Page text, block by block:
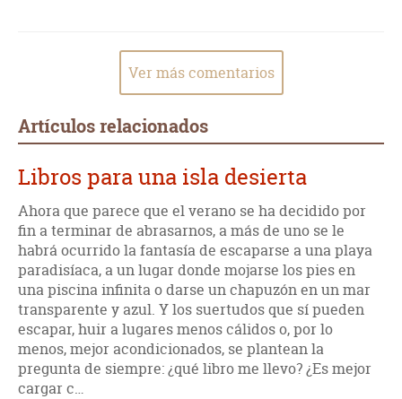
Ver más comentarios
Artículos relacionados
Libros para una isla desierta
Ahora que parece que el verano se ha decidido por
fin a terminar de abrasarnos, a más de uno se le
habrá ocurrido la fantasía de escaparse a una playa
paradisíaca, a un lugar donde mojarse los pies en
una piscina infinita o darse un chapuzón en un mar
transparente y azul. Y los suertudos que sí pueden
escapar, huir a lugares menos cálidos o, por lo
menos, mejor acondicionados, se plantean la
pregunta de siempre: ¿qué libro me llevo? ¿Es mejor
cargar c…